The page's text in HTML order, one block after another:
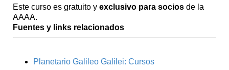
Este curso es gratuito y exclusivo para socios de la
AAAA.
Fuentes y links relacionados
Planetario Galileo Galilei: Cursos